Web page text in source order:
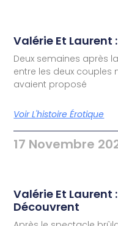
Valérie Et Laurent
Deux semaines après
entre les deux couples
avaient proposé
Voir L'histoire Érotique
17 Novembre
Valérie Et Laurent
Découvrent